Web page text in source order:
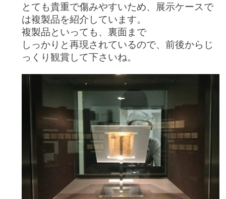
とても貴重で傷みやすいため、展示ケースで
は複製品を紹介しています。
複製品といっても、裏面まで
しっかりと再現されているので、前後からじ
っくり観賞して下さいね。